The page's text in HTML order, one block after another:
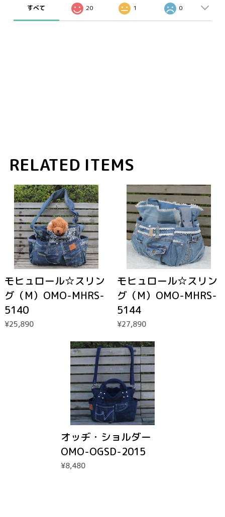
すべて 20 1 0
RELATED ITEMS
モヒュロール☆スリン
グ（M）OMO-MHRS-
5140
¥25,890
モヒュロール☆スリン
グ（M）OMO-MHRS-
5144
¥27,890
オッヂ・ショルダー
OMO-OGSD-2015
¥8,480